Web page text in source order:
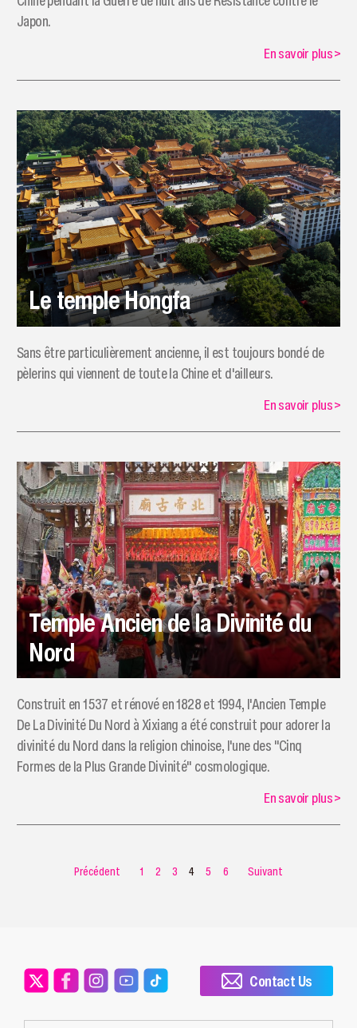
Japon.
En savoir plus>
Le temple Hongfa
Sans être particulièrement ancienne, il est toujours bondé de
pèlerins qui viennent de toute la Chine et d'ailleurs.
En savoir plus>
Temple Ancien de la Divinité du
Nord
​Construit en 1537 et rénové en 1828 et 1994, l'Ancien Temple
De La Divinité Du Nord à Xixiang a été construit pour adorer la
divinité du Nord dans la religion chinoise, l'une des "Cinq
Formes de la Plus Grande Divinité" cosmologique.
En savoir plus>
Précédent 1 2 3 4 5 6 Suivant
Contact Us